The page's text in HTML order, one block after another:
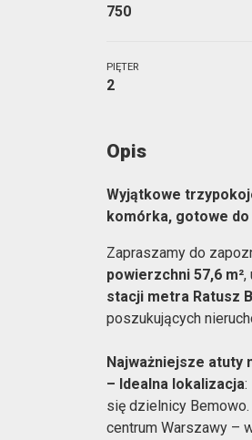
750
PIĘTER
2
Opis
Wyjątkowe
komórka, gotowe
Zapraszamy do
powierzchni 57,6 m²,
stacji metra Ratusz
poszukujących
Najważniejsze atuty
– Idealna lokalizacja:
się dzielnicy
centrum Warszawy –